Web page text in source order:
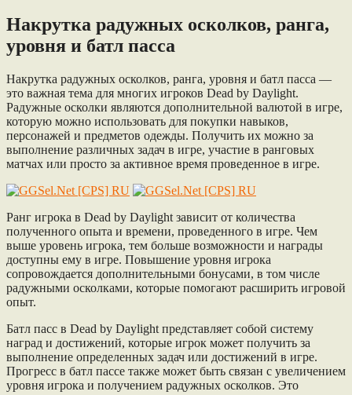
Накрутка радужных осколков, ранга,
уровня и батл пасса
Накрутка радужных осколков, ранга, уровня и батл пасса —
это важная тема для многих игроков Dead by Daylight.
Радужные осколки являются дополнительной валютой в игре,
которую можно использовать для покупки навыков,
персонажей и предметов одежды. Получить их можно за
выполнение различных задач в игре, участие в ранговых
матчах или просто за активное время проведенное в игре.
Ранг игрока в Dead by Daylight зависит от количества
полученного опыта и времени, проведенного в игре. Чем
выше уровень игрока, тем больше возможности и награды
доступны ему в игре. Повышение уровня игрока
сопровождается дополнительными бонусами, в том числе
радужными осколками, которые помогают расширить игровой
опыт.
Батл пасс в Dead by Daylight представляет собой систему
наград и достижений, которые игрок может получить за
выполнение определенных задач или достижений в игре.
Прогресс в батл пассе также может быть связан с увеличением
уровня игрока и получением радужных осколков. Это